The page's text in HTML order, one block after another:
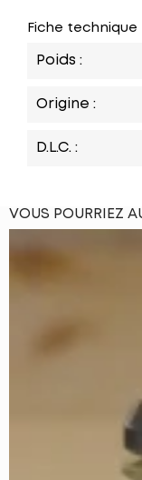
Fiche technique
Poids :
Origine :
D.L.C. :
VOUS POURRIEZ